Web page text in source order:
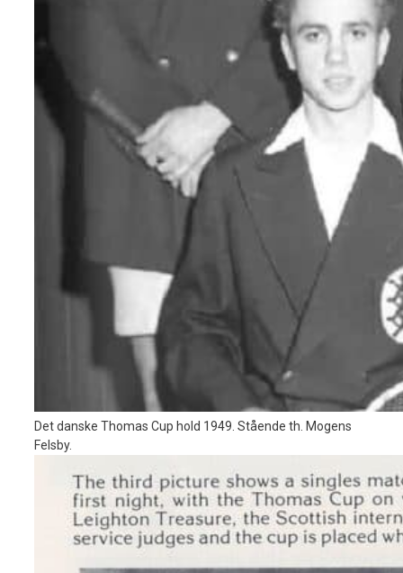
Det danske Thomas Cup hold 1949. Stående th. Mogens
Felsby.